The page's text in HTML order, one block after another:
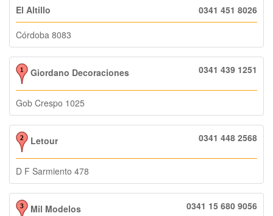
El Altillo 0341 451 8026
Córdoba 8083
Giordano Decoraciones 0341 439 1251
Gob Crespo 1025
Letour 0341 448 2568
D F Sarmiento 478
Mil Modelos 0341 15 680 9056